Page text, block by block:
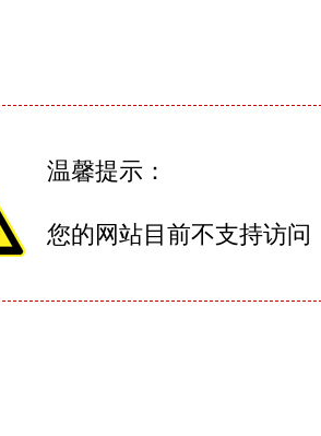
温馨提示：
您的网站目前不支持访